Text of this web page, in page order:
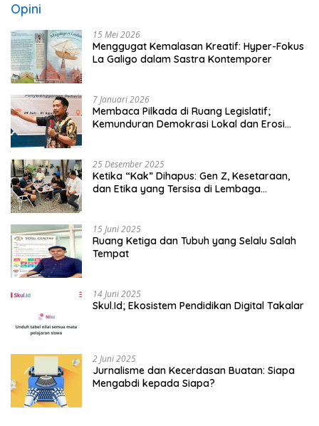
Opini
15 Mei 2026
Menggugat Kemalasan Kreatif: Hyper-Fokus
La Galigo dalam Sastra Kontemporer
7 Januari 2026
Membaca Pilkada di Ruang Legislatif;
Kemunduran Demokrasi Lokal dan Erosi
25 Desember 2025
Ketika “Kak” Dihapus: Gen Z, Kesetaraan,
dan Etika yang Tersisa di Lembaga
15 Juni 2025
Ruang Ketiga dan Tubuh yang Selalu Salah
Tempat
14 Juni 2025
Skul.Id; Ekosistem Pendidikan Digital Takalar
2 Juni 2025
Jurnalisme dan Kecerdasan Buatan: Siapa
Mengabdi kepada Siapa?